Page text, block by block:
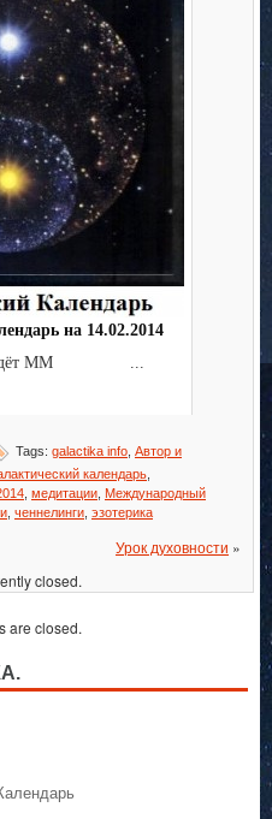
на 14.02.2014
ведёт ММ ...
Tags: galactika info Автор и
календарь
медитации Международный
ченнелинги эзотерика
Урок духовности »
closed.
are closed.